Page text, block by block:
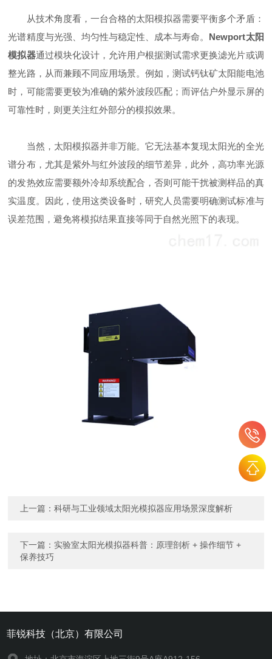
从技术角度看，一台合格的太阳模拟器需要平衡多个矛盾：
光谱精度与光强、均匀性与稳定性、成本与寿命。 Newport太阳
模拟器通过模块化设计，允许用户根据测试需求更换滤光片或调
整光路，从而兼顾不同应用场景。例如，测试钙钛矿太阳能电池
时，可能需要更较为准确的紫外波段匹配；而评估户外显示屏的
可靠性时，则更关注红外部分的模拟效果。
当然，太阳模拟器并非万能。它无法基本复现太阳光的全光
谱分布，尤其是紫外与红外波段的细节差异，此外，高功率光源
的发热效应需要额外冷却系统配合，否则可能干扰被测样品的真
实温度。因此，使用这类设备时，研究人员需要明确测试标准与
误差范围，避免将模拟结果直接等同于自然光照下的表现。
上一篇：科研与工业领域太阳光模拟器应用场景深度解析
下一篇： 实验室太阳光模拟器科普：原理剖析 + 操作细节 +
保养技巧
菲锐科技（北京）有限公司